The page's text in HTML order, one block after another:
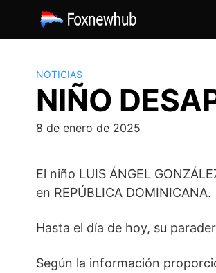
contenido
NOTICIAS
NIÑO
8 de enero de 2025
El niño LUIS ÁNGEL
en REPÚBLICA DOMINICANA.
Hasta el día de hoy, su
Según la información